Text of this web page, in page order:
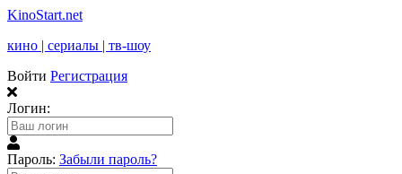
KinoStart.net
кино | сериалы | тв-шоу
Войти Регистрация
Логин:
Пароль: Забыли пароль?